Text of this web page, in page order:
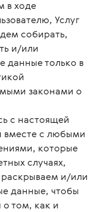
в ходе
Услуг
собирать,
и/или
данные только в
законами о
с настоящей
вместе с любыми
которые
случаях,
и/или
данные, чтобы
том, как и